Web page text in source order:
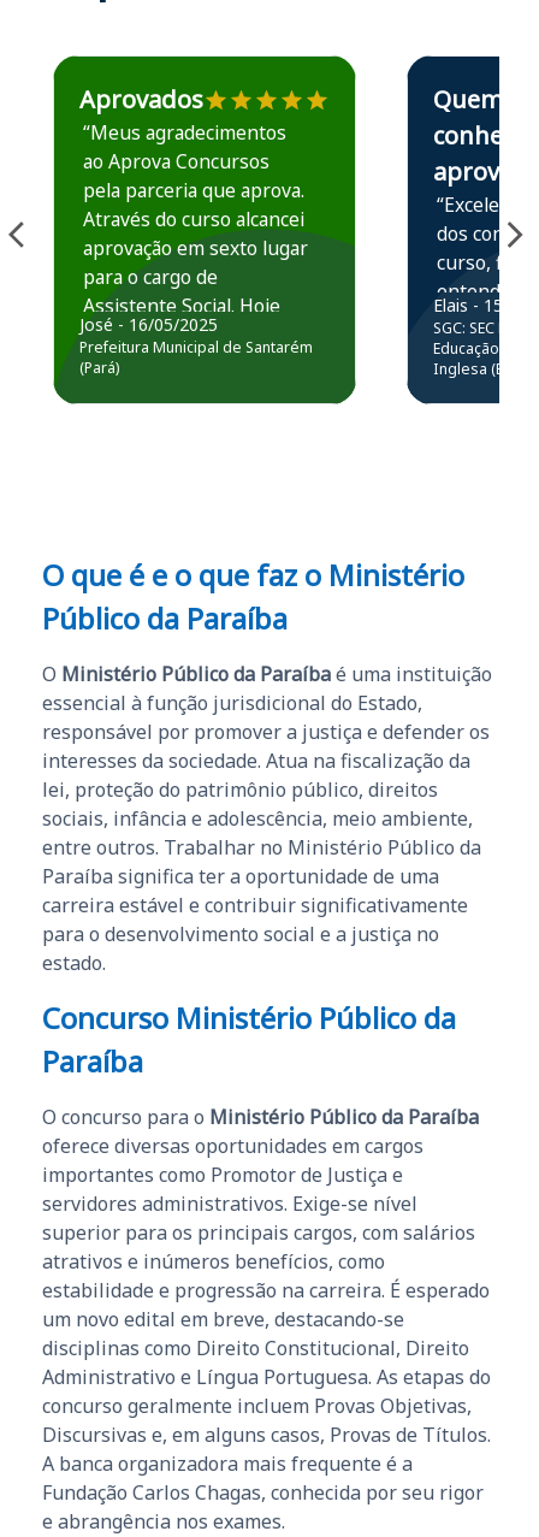
Estudante José recomenda o Aprova Concursos em
Aprovados
“Meus agradecimentos
ao Aprova Concursos
pela parceria que aprova.
Através do curso alcancei
aprovação em sexto lugar
para o cargo de
Assistente Social. Hoje
estou atuando na
Prefeitura de Santarém.
José - 16/05/2025
Prefeitura Municipal de Santarém
(Pará)
Estudante Elais
Quem
conhece,
aprova
“Excelente
dos
curso,
entender e
prática
resolução
questões.”
Elais - 15/07/
SGC: SEC BA
Educação
Inglesa (Edital
O que é e o que faz o Ministério
Público da Paraíba
O Ministério Público da Paraíbaé uma instituição
essencial à função jurisdicional do Estado,
responsável por promover a justiça e defender os
interesses da sociedade. Atua na fiscalização da
lei, proteção do patrimônio público, direitos
sociais, infância e adolescência, meio ambiente,
entre outros. Trabalhar no Ministério Público da
Paraíba significa ter a oportunidade de uma
carreira estável e contribuir significativamente
para o desenvolvimento social e a justiça no
estado.
Concurso Ministério Público da
Paraíba
O concurso para o Ministério Público da Paraíba
oferece diversas oportunidades em cargos
importantes como Promotor de Justiça e
servidores administrativos. Exige-se nível
superior para os principais cargos, com salários
atrativos e inúmeros benefícios, como
estabilidade e progressão na carreira. É esperado
um novo edital em breve, destacando-se
disciplinas como Direito Constitucional, Direito
Administrativo e Língua Portuguesa. As etapas do
concurso geralmente incluem Provas Objetivas,
Discursivas e, em alguns casos, Provas de Títulos.
A banca organizadora mais frequente é a
Fundação Carlos Chagas, conhecida por seu rigor
e abrangência nos exames.